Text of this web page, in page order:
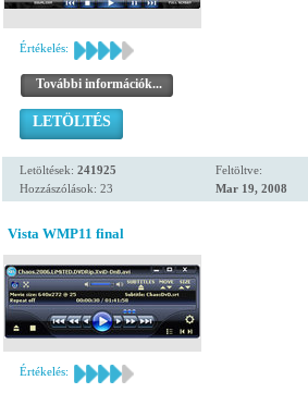
Értékelés:
További információk...
LETÖLTÉS
Letöltések: 241925
Hozzászólások: 23
Feltöltve:
Mar 19, 2008
Vista WMP11 final
Értékelés: